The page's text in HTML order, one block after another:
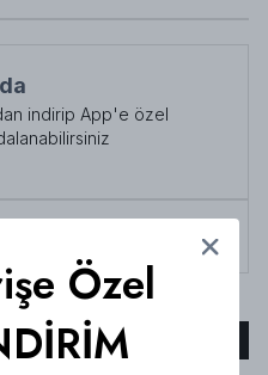
indirip App'e özel
Özel